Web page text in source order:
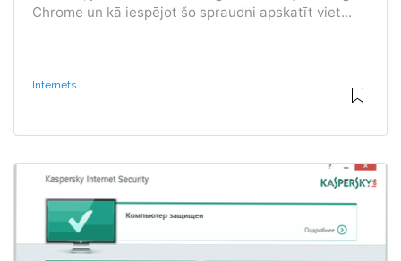
Chrome un kā iespējot šo spraudni apskatīt viet...
Internets